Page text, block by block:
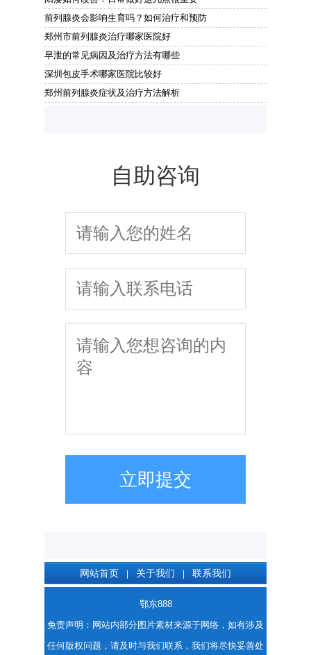
前列腺炎会影响生育吗？如何治疗和预防
郑州市前列腺炎治疗哪家医院好
早泄的常见病因及治疗方法有哪些
深圳包皮手术哪家医院比较好
郑州前列腺炎症状及治疗方法解析
自助咨询
立即提交
网站首页 关于我们 联系我们
鄂东888
免责声明：网站内部分图片素材来源于网络，如有涉及
任何版权问题，请及时与我们联系，我们将尽快妥善处